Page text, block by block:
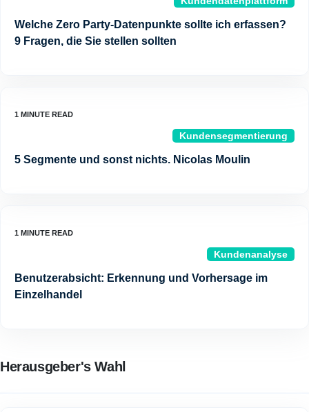
Welche Zero Party-Datenpunkte sollte ich erfassen?
9 Fragen, die Sie stellen sollten
Kundensegmentierung
5 Segmente und sonst nichts. Nicolas Moulin
Kundenanalyse
Benutzerabsicht: Erkennung und Vorhersage im
Einzelhandel
Herausgeber's Wahl